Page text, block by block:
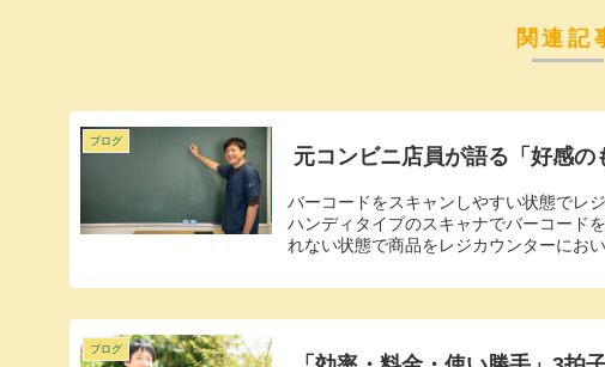
関連記
ブログ
元コンビニ店員が語る「好感の
バーコードをスキャンしやすい状態でレ
ハンディタイプのスキャナでバーコード
れない状態で商品をレジカウンターにお
ブログ